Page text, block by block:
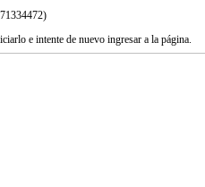
e intente de nuevo ingresar a la página.